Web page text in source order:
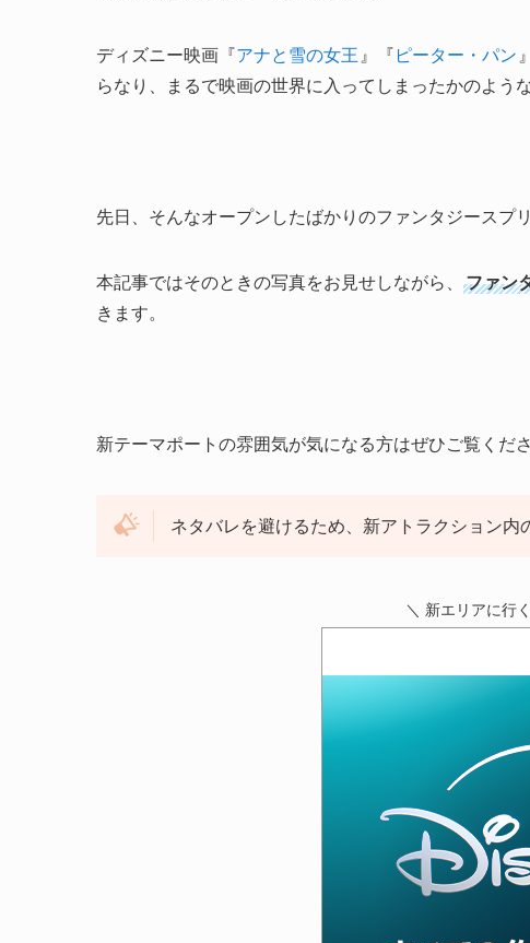
ディズニー映画『アナと雪の女王 』『 ピーター・パン
らなり、まるで映画の世界に入ってしまったかのよう
先日、そんなオープンしたばかりのファンタジースプ
本記事ではそのときの写真をお見せしながら、 ファン
きます。
新テーマポートの雰囲気が気になる方はぜひご覧くださ
ネタバレを避けるため、新アトラクション内
＼ 新エリアに行